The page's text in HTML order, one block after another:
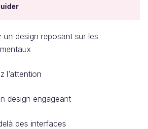
un design reposant sur les
l’attention
design engageant
des interfaces